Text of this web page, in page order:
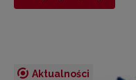
Aktualności